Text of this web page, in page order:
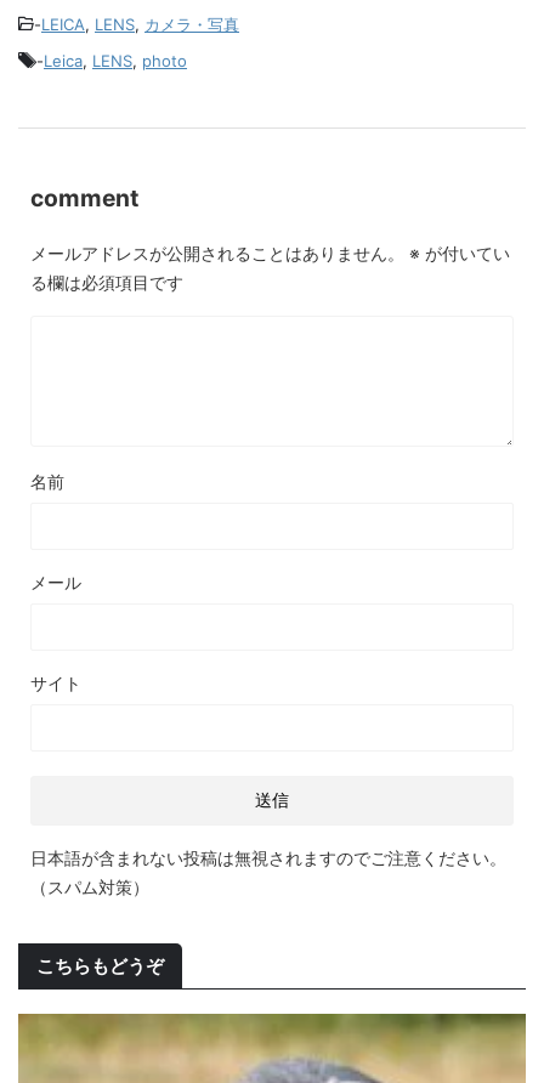
-LEICA, LENS, カメラ・写真
-Leica, LENS, photo
comment
メールアドレスが公開されることはありません。 ※ が付いてい
る欄は必須項目です
名前
メール
サイト
日本語が含まれない投稿は無視されますのでご注意ください。
（スパム対策）
こちらもどうぞ